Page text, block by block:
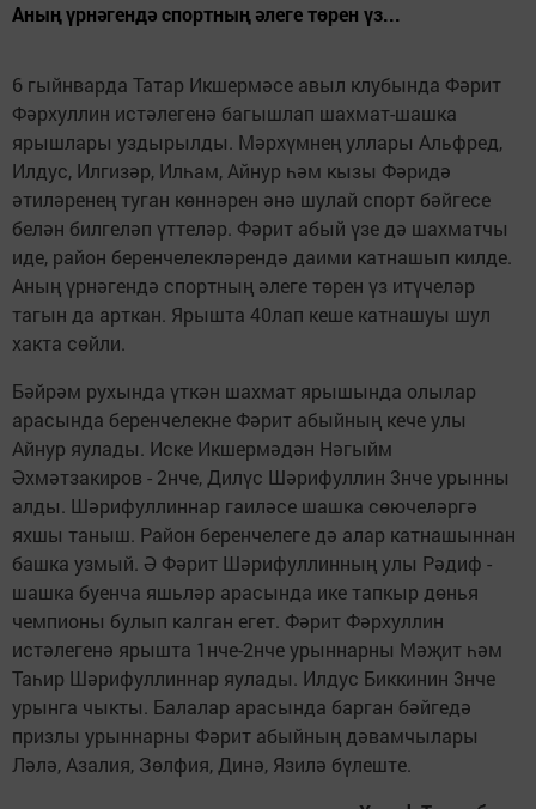
Аның үрнәгендә спортның әлеге төрен үз...
6 гыйнварда Татар Икшермәсе авыл клубында Фәрит
Фәрхуллин истәлегенә багышлап шахмат-шашка
ярышлары уздырылды. Мәрхүмнең уллары Альфред,
Илдус, Илгизәр, Илһам, Айнур һәм кызы Фәридә
әтиләренең туган көннәрен әнә шулай спорт бәйгесе
белән билгеләп үттеләр. Фәрит абый үзе дә шахматчы
иде, район беренчелекләрендә даими катнашып килде.
Аның үрнәгендә спортның әлеге төрен үз итүчеләр
тагын да арткан. Ярышта 40лап кеше катнашуы шул
хакта сөйли.
Бәйрәм рухында үткән шахмат ярышында олылар
арасында беренчелекне Фәрит абыйның кече улы
Айнур яулады. Иске Икшермәдән Нәгыйм
Әхмәтзакиров - 2нче, Дилүс Шәрифуллин 3нче урынны
алды. Шәрифуллиннар гаиләсе шашка сөючеләргә
яхшы таныш. Район беренчелеге дә алар катнашыннан
башка узмый. Ә Фәрит Шәрифуллинның улы Рәдиф -
шашка буенча яшьләр арасында ике тапкыр дөнья
чемпионы булып калган егет. Фәрит Фәрхуллин
истәлегенә ярышта 1нче-2нче урыннарны Мәҗит һәм
Таһир Шәрифуллиннар яулады. Илдус Биккинин 3нче
урынга чыкты. Балалар арасында барган бәйгедә
призлы урыннарны Фәрит абыйның дәвамчылары
Ләлә, Азалия, Зөлфия, Динә, Язилә бүлеште.